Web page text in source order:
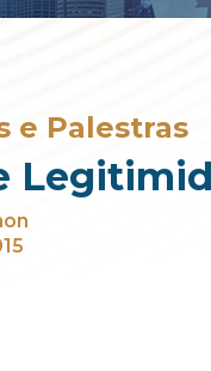
e Palestras